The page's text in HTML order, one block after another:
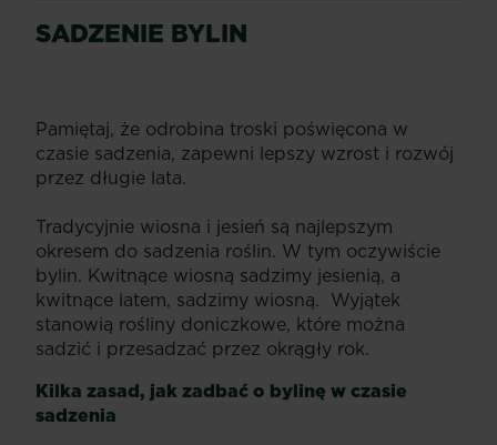
SADZENIE BYLIN
Pamiętaj, że odrobina troski poświęcona w
czasie sadzenia, zapewni lepszy wzrost i rozwój
przez długie lata.
Tradycyjnie wiosna i jesień są najlepszym
okresem do sadzenia roślin. W tym oczywiście
bylin. Kwitnące wiosną sadzimy jesienią, a
kwitnące latem, sadzimy wiosną. Wyjątek
stanowią rośliny doniczkowe, które można
sadzić i przesadzać przez okrągły rok.
Kilka zasad, jak zadbać o bylinę w czasie
sadzenia